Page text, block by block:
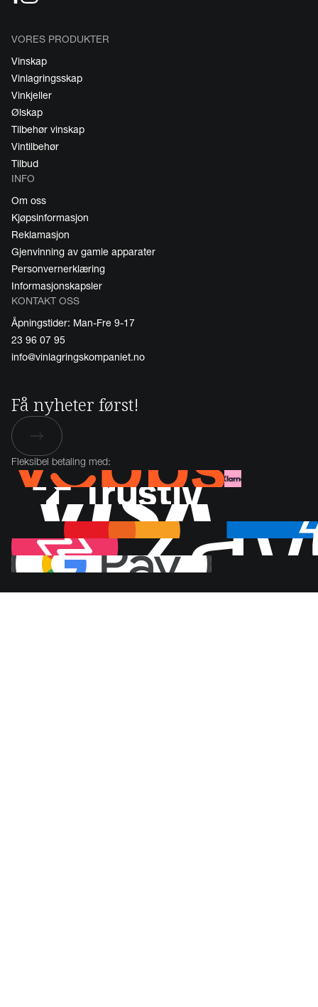
VORES PRODUKTER
Vinskap
Vinlagringsskap
Vinkjeller
Ølskap
Tilbehør vinskap
Vintilbehør
Tilbud
INFO
Om oss
Kjøpsinformasjon
Reklamasjon
Gjenvinning av gamle apparater
Personvernerklæring
Informasjonskapsler
KONTAKT OSS
Åpningstider: Man-Fre 9-17
23 96 07 95
info@vinlagringskompaniet.no
Få nyheter først!
Fleksibel betaling med: